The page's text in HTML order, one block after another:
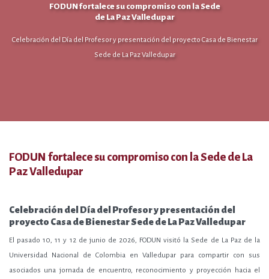
FODUN fortalece su compromiso con la Sede
de La Paz Valledupar
Celebración del Día del Profesor y presentación del proyecto Casa de Bienestar
Sede de La Paz Valledupar
FODUN fortalece su compromiso con la Sede de La
Paz Valledupar
Celebración del Día del Profesor y presentación del
proyecto Casa de Bienestar Sede de La Paz Valledupar
El pasado 10, 11 y 12 de junio de 2026, FODUN visitó la Sede de La Paz de la
Universidad Nacional de Colombia en Valledupar para compartir con sus
asociados una jornada de encuentro, reconocimiento y proyección hacia el